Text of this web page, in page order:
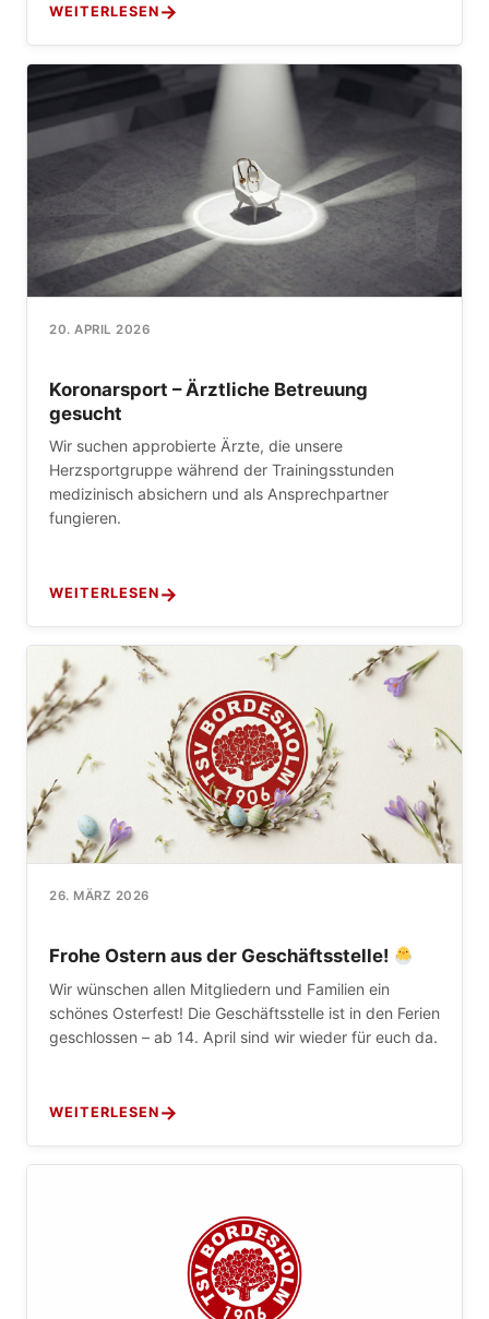
WEITERLESEN
20. APRIL 2026
Koronarsport – Ärztliche Betreuung
gesucht
Wir suchen approbierte Ärzte, die unsere
Herzsportgruppe während der Trainingsstunden
medizinisch absichern und als Ansprechpartner
fungieren.
WEITERLESEN
26. MÄRZ 2026
Frohe Ostern aus der Geschäftsstelle!
Wir wünschen allen Mitgliedern und Familien ein
schönes Osterfest! Die Geschäftsstelle ist in den Ferien
geschlossen – ab 14. April sind wir wieder für euch da.
WEITERLESEN